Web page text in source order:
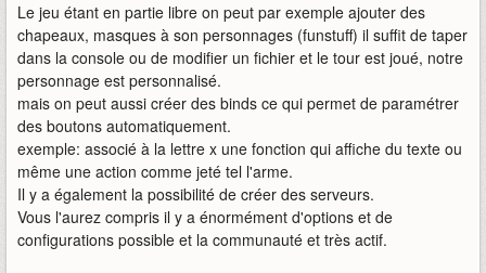
Le jeu étant en partie libre on peut par exemple ajouter des
chapeaux, masques à son personnages (funstuff) il suffit de taper
dans la console ou de modifier un fichier et le tour est joué, notre
personnage est personnalisé.
mais on peut aussi créer des binds ce qui permet de paramétrer
des boutons automatiquement.
exemple: associé à la lettre x une fonction qui affiche du texte ou
même une action comme jeté tel l'arme.
Il y a également la possibilité de créer des serveurs.
Vous l'aurez compris il y a énormément d'options et de
configurations possible et la communauté et très actif.